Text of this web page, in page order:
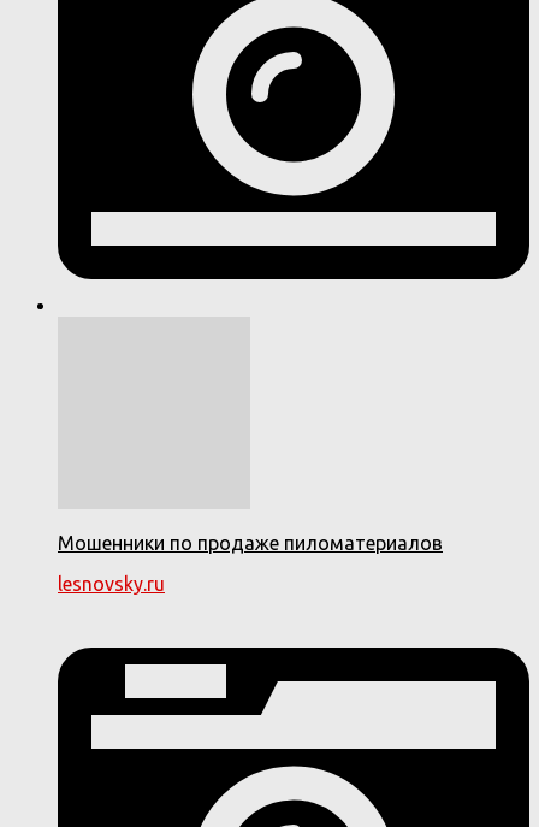
Мошенники по продаже пиломатериалов
lesnovsky.ru